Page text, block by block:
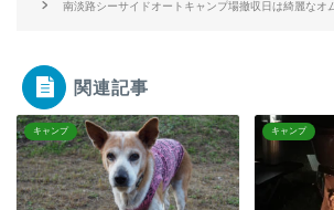
南淡路シーサイドオートキャンプ場撤収日は綺麗なオ
関連記事
キャンプ キャンプ